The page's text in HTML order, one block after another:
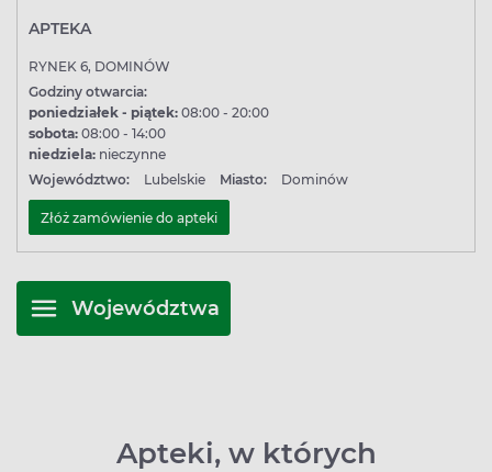
APTEKA
RYNEK 6, DOMINÓW
Godziny otwarcia:
poniedziałek - piątek: 08:00 - 20:00
sobota: 08:00 - 14:00
niedziela: nieczynne
Województwo:
Lubelskie Miasto: Dominów
Złóż zamówienie do apteki
Województwa
Apteki, w których